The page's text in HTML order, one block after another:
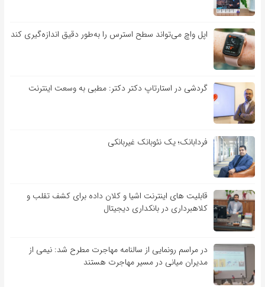
اپل واچ می‌تواند سطح استرس را به‌طور دقیق اندازه‌گیری کند
گردشی در استارتاپ دکتر دکتر: مطبی به وسعت اینترنت
فردابانک؛ یک نئوبانک غیربانکی
قابلیت ‏های اینترنت اشیا و کلان‏ داده برای کشف تقلب و
کلاهبرداری در بانکداری دیجیتال
در مراسم رونمایی از سالنامه مهاجرت مطرح شد: نیمی از
مدیران میانی در مسیر مهاجرت هستند